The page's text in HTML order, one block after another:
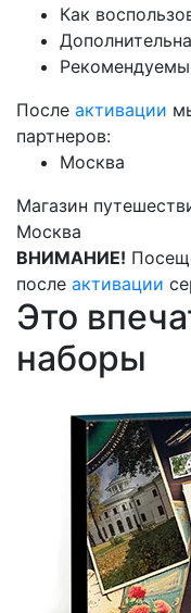
Как
После активации
партнеров:
Москва
Магазин
Москва
ВНИМАНИЕ!
после активации
Это
наборы